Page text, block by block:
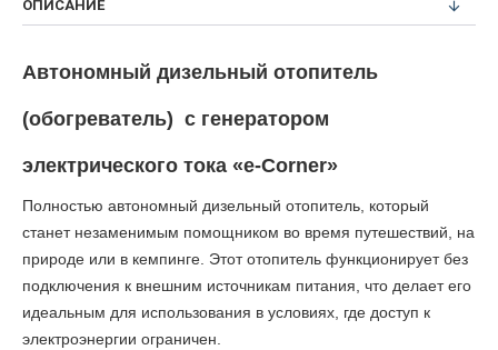
ОПИСАНИЕ
Автономный дизельный отопитель
(обогреватель) с генератором
электрического тока «e-Corner»
Полностью автономный дизельный отопитель, который
станет незаменимым помощником во время путешествий, на
природе или в кемпинге. Этот отопитель функционирует без
подключения к внешним источникам питания, что делает его
идеальным для использования в условиях, где доступ к
электроэнергии ограничен.